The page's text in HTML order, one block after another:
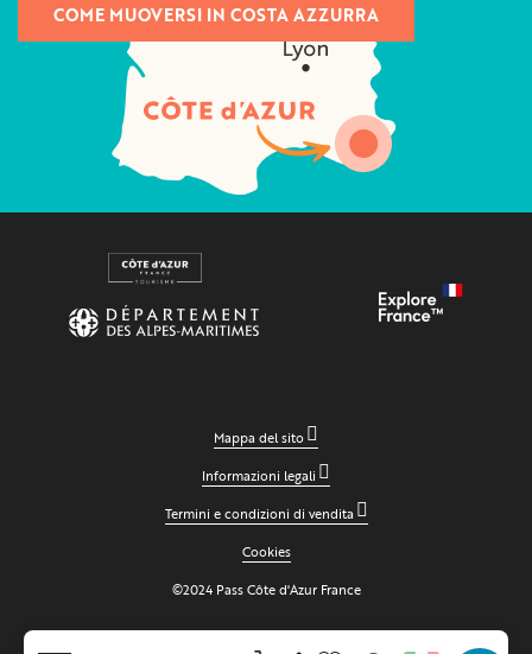
COME MUOVERSI IN COSTA AZZURRA
Mappa del sito
Informazioni legali
Termini e condizioni di vendita
Cookies
©2024 Pass Côte d'Azur France